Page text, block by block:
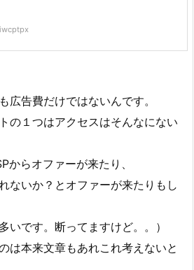
広告費だけではないんです。
の１つはアクセスはそんなにない
からオファーが来たり、
ないか？とオファーが来たりもし
いです。断ってますけど。。）
は本来文章もあれこれ考えないと